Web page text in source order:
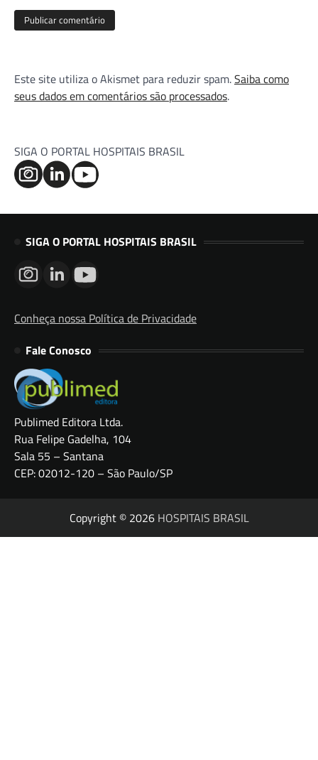
Este site utiliza o Akismet para reduzir spam.Saiba como
seus dados em comentários são processados.
SIGA O PORTAL HOSPITAIS BRASIL
SIGA O PORTAL HOSPITAIS BRASIL
Conheça nossa Política de Privacidade
Fale Conosco
Publimed Editora Ltda.
Rua Felipe Gadelha, 104
Sala 55 – Santana
CEP: 02012-120 – São Paulo/SP
Copyright © 2026 HOSPITAIS BRASIL